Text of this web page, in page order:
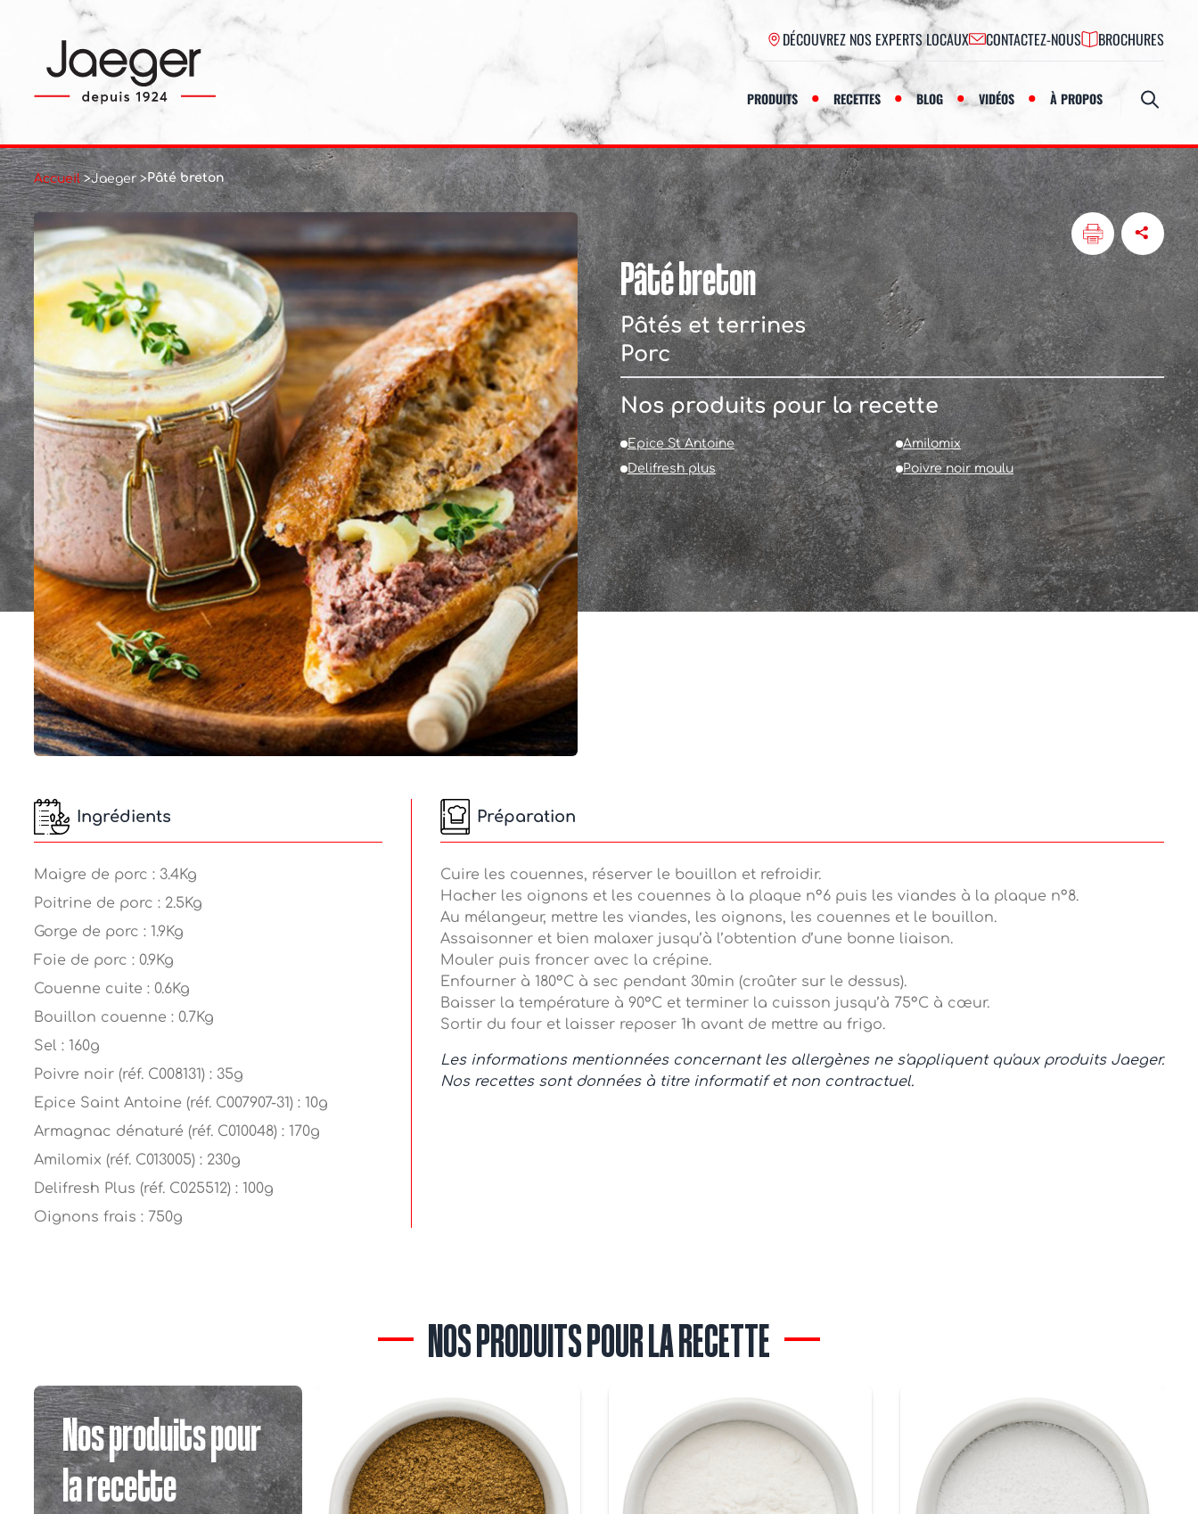
DÉCOUVREZ NOS EXPERTS LOCAUX CONTACTEZ-NOUS BROCHURES
PRODUITS RECETTES BLOG VIDÉOS À PROPOS
Accueil>Jaeger >Pâté breton
Pâté breton
Pâtés et terrines
Porc
Nos produits pour la recette
Epice St Antoine
Amilomix
Delifresh plus
Poivre noir moulu
Ingrédients
Maigre de porc : 3.4Kg
Poitrine de porc : 2.5Kg
Gorge de porc : 1.9Kg
Foie de porc : 0.9Kg
Couenne cuite : 0.6Kg
Bouillon couenne : 0.7Kg
Sel : 160g
Poivre noir (réf. C008131) : 35g
Epice Saint Antoine (réf. C007907-31) : 10g
Armagnac dénaturé (réf. C010048) : 170g
Amilomix (réf. C013005) : 230g
Delifresh Plus (réf. C025512) : 100g
Oignons frais : 750g
Préparation
Cuire les couennes, réserver le bouillon et refroidir.
Hacher les oignons et les couennes à la plaque n°6 puis les viandes à la plaque n°8.
Au mélangeur, mettre les viandes, les oignons, les couennes et le bouillon.
Assaisonner et bien malaxer jusqu’à l’obtention d’une bonne liaison.
Mouler puis froncer avec la crépine.
Enfourner à 180°C à sec pendant 30min (croûter sur le dessus).
Baisser la température à 90°C et terminer la cuisson jusqu’à 75°C à cœur.
Sortir du four et laisser reposer 1h avant de mettre au frigo.
Les informations mentionnées concernant les allergènes ne s'appliquent qu'aux produits Jaeger.
Nos recettes sont données à titre informatif et non contractuel.
NOS PRODUITS POUR LA RECETTE
Nos produits pour
la recette